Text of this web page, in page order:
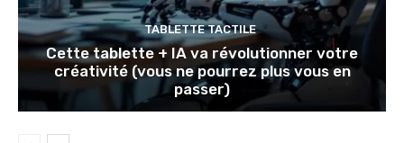
TABLETTE TACTILE
Cette tablette + IA va révolutionner votre
créativité (vous ne pourrez plus vous en
passer)